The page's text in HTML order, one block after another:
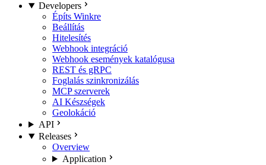
Developers
Építs Winkre
Beállítás
Hitelesítés
Webhook integráció
Webhook események katalógusa
REST és gRPC
Foglalás szinkronizálás
MCP szerverek
AI Készségek
Geolokáció
API
Releases
Overview
Application